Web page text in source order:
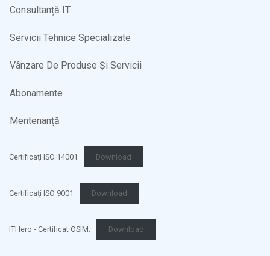
Consultanță IT
Servicii Tehnice Specializate
Vânzare De Produse Și Servicii
Abonamente
Mentenanță
Certificați ISO 14001 Download
Certificați ISO 9001 Download
ITHero - Certificat OSIM. Download